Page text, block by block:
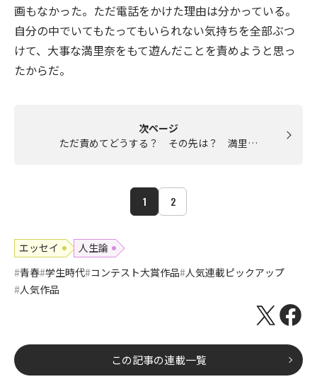
画もなかった。ただ電話をかけた理由は分かっている。
自分の中でいてもたってもいられない気持ちを全部ぶつ
けて、大事な満里奈をもて遊んだことを責めようと思っ
たからだ。
次ページ
ただ責めてどうする？ その先は？ 満里…
1 2
エッセイ
人生論
青春 学生時代 コンテスト大賞作品 人気連載ピックアップ
人気作品
この記事の連載一覧